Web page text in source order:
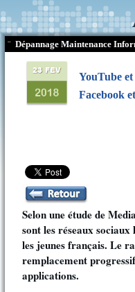
¨ Dépannage Maintenance
YouTube
Facebook
Selon une étude de
sont les réseaux
les jeunes français. Le
remplacement
applications.